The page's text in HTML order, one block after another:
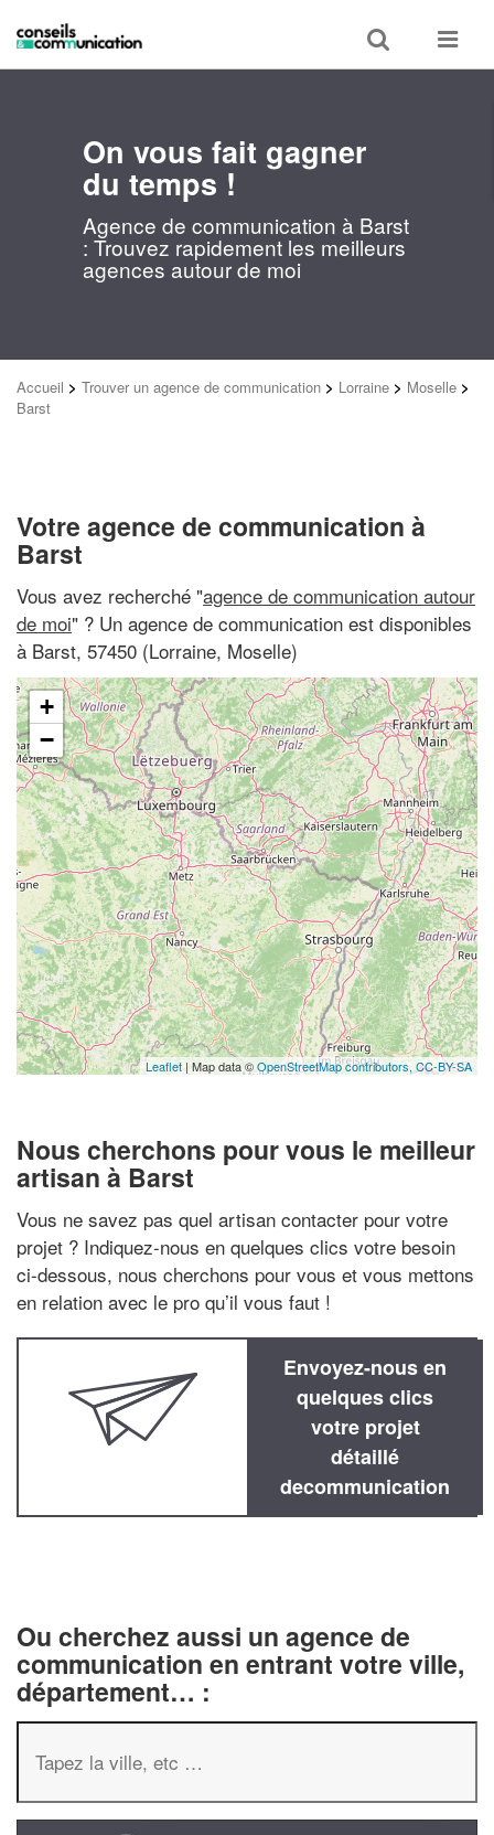
Toggle
search
Toggle
On vous fait gagner
du temps !
Agence de communication à Barst
: Trouvez rapidement les meilleurs
agences autour de moi
Accueil > Trouver un agence de communication > Lorraine > Moselle >
Barst
Votre agence de communication à
Barst
Vous avez recherché "agence de communication autour
de moi" ? Un agence de communication est disponibles
à Barst, 57450 (Lorraine, Moselle)
+
−
Leaflet | Map data ©OpenStreetMap contributors, CC-BY-SA
Nous cherchons pour vous le meilleur
artisan à Barst
Vous ne savez pas quel artisan contacter pour votre
projet ? Indiquez-nous en quelques clics votre besoin
ci-dessous, nous cherchons pour vous et vous mettons
en relation avec le pro qu’il vous faut !
Envoyez-nous en
quelques clics
votre projet
détaillé
decommunication
Ou cherchez aussi un agence de
communication en entrant votre ville,
département… :